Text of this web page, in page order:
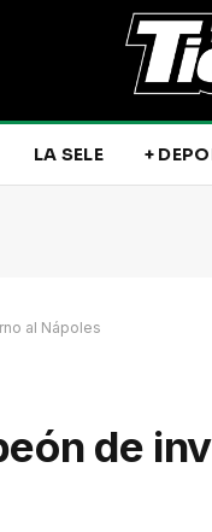
LA SELE +
al Nápoles
de